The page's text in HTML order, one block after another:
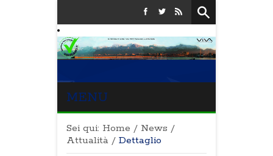
MENU
Sei qui: Home / News /
Attualità / Dettaglio